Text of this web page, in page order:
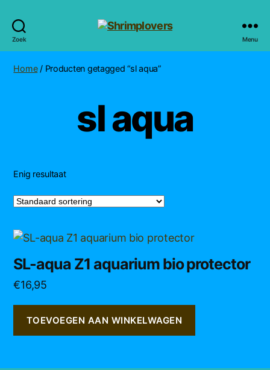
Zoek Menu
Home/ Producten getagged “sl aqua”
sl aqua
Enig resultaat
SL-aqua Z1 aquarium bio protector
€16,95
TOEVOEGEN AAN WINKELWAGEN